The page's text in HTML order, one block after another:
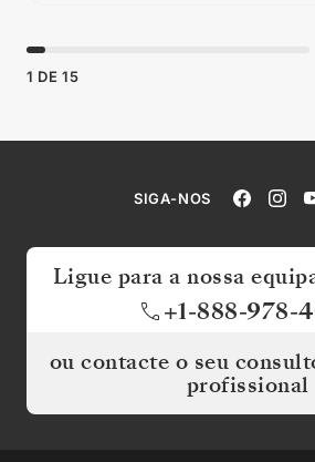
1 DE 15
SIGA-NOS
Ligue para a nossa
+1-888-978-
ou contacte o seu
profissional